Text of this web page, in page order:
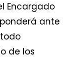
Encargado
ante
de los